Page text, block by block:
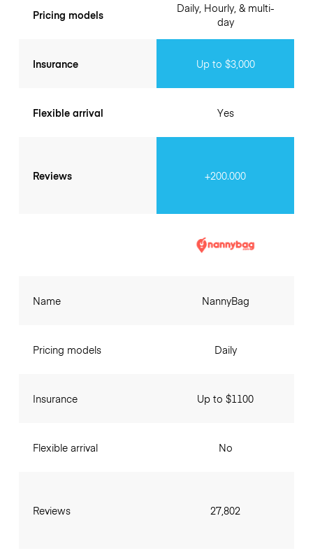
Pricing models
Insurance
Flexible arrival
Reviews
Daily, Hourly, & multi-
day
Up to $3,000
Yes
+200.000
Name
Pricing models
Insurance
Flexible arrival
Reviews
NannyBag
Daily
Up to $1100
No
27,802